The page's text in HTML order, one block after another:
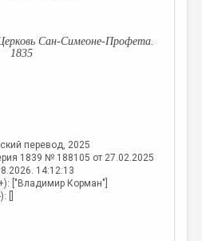
Сан-Симеоне-Профета.
1835
перевод, 2025
1839 № 188105 от 27.02.2025
14:12:13
["Владимир Корман"]
[]